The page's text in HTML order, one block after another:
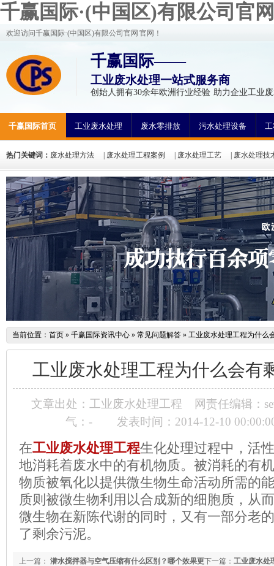
千赢国际·(中国区)有限公司官网
欢迎访问千赢国际·(中国区)有限公司官网 官网！
千赢国际——
工业废水处理一站式服务商
创始人拥有30余年欧洲行业经验 助力企业工业
千赢国际首页 工业废水处理 废水零排放 污水处理设备
热门关键词： 废水处理方法 废水处理工程案例 废水处理工艺 废水处理技
氮废水处理
当前位置： 首页 » 千赢国际资讯中心 » 常见问题解答 » 工业废水处理工程为什么
工业废水处理工程为什么会有
文章出处：工业废水处理工程
网责任编辑：
气： - 发表时间：2014-12-10
在工业废水处理工程生化处理过程中，活
地消耗着废水中的有机物质。被消耗的有
物质被氧化以提供微生物生命活动所需的
质则被微生物利用以合成新的细胞质，从
微生物在新陈代谢的同时，又有一部分老
了剩余污泥。
下一篇： 工业废水处
上一篇： 潜水搅拌器与空气压缩有什么区别？哪个效果更